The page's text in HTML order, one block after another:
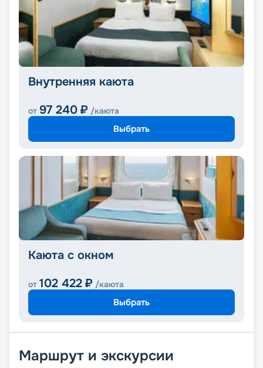
Внутренняя каюта
от 97 240 ₽ /каюта
Выбрать
Каюта с окном
от 102 422 ₽ /каюта
Выбрать
Маршрут и экскурсии